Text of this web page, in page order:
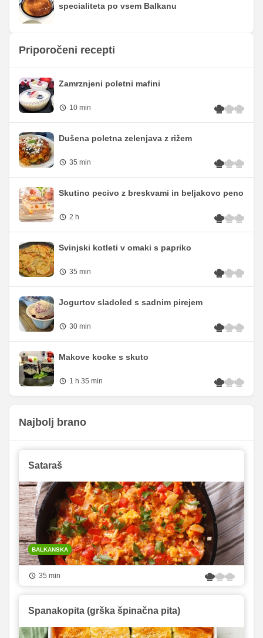
specialiteta po vsem Balkanu
Priporočeni recepti
Zamrznjeni poletni mafini
10 min
Dušena poletna zelenjava z rižem
35 min
Skutino pecivo z breskvami in beljakovo peno
2 h
Svinjski kotleti v omaki s papriko
35 min
Jogurtov sladoled s sadnim pirejem
30 min
Makove kocke s skuto
1 h 35 min
Najbolj brano
Sataraš
BALKANSKA
35 min
Spanakopita (grška špinačna pita)